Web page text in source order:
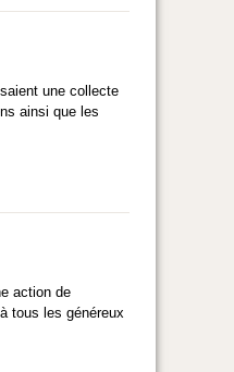
une collecte
ainsi que les
action de
tous les généreux